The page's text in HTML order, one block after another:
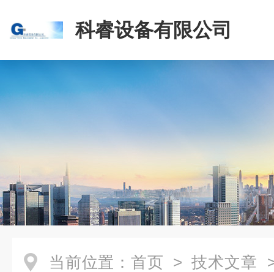
科睿设备有限公司
当前位置： 首页 > 技术文章